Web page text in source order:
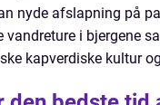
nyde afslapning på
i bjergene
kapverdiske kultur